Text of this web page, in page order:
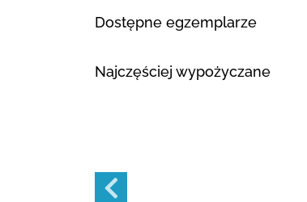
Dostępne egzemplarze
Najczęściej wypożyczane